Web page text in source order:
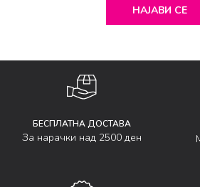
НАЈАВИ СЕ
БЕСПЛАТНА ДОСТАВА
За нарачки над 2500 ден